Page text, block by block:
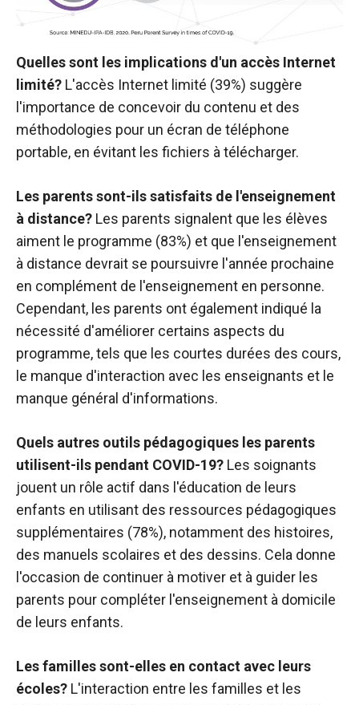
Quelles sont les implications d'un accès Internet
limité? L'accès Internet limité (39%) suggère
l'importance de concevoir du contenu et des
méthodologies pour un écran de téléphone
portable, en évitant les fichiers à télécharger.
Les parents sont-ils satisfaits de l'enseignement
à distance? Les parents signalent que les élèves
aiment le programme (83%) et que l'enseignement
à distance devrait se poursuivre l'année prochaine
en complément de l'enseignement en personne.
Cependant, les parents ont également indiqué la
nécessité d'améliorer certains aspects du
programme, tels que les courtes durées des cours,
le manque d'interaction avec les enseignants et le
manque général d'informations.
Quels autres outils pédagogiques les parents
utilisent-ils pendant COVID-19? Les soignants
jouent un rôle actif dans l'éducation de leurs
enfants en utilisant des ressources pédagogiques
supplémentaires (78%), notamment des histoires,
des manuels scolaires et des dessins. Cela donne
l'occasion de continuer à motiver et à guider les
parents pour compléter l'enseignement à domicile
de leurs enfants.
Les familles sont-elles en contact avec leurs
écoles? L'interaction entre les familles et les